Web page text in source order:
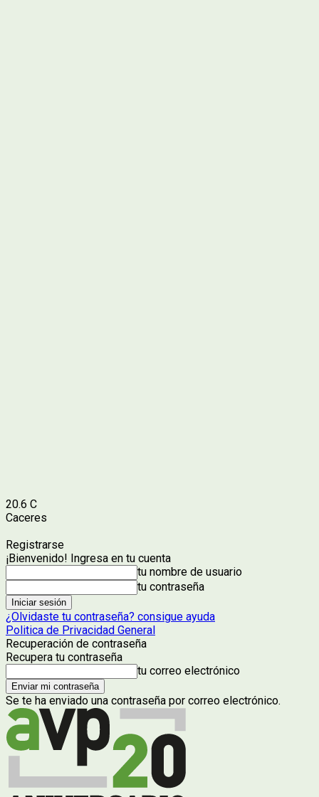
20.6 C
Caceres
Registrarse
¡Bienvenido! Ingresa en tu cuenta
tu nombre de usuario
tu contraseña
¿Olvidaste tu contraseña? consigue ayuda
Politica de Privacidad General
Recuperación de contraseña
Recupera tu contraseña
tu correo electrónico
Se te ha enviado una contraseña por correo electrónico.